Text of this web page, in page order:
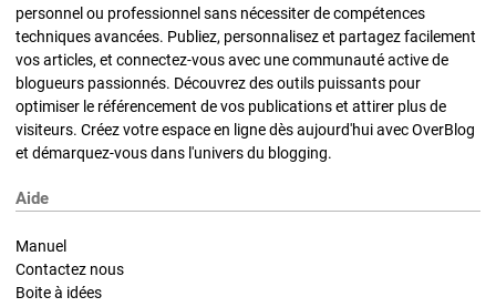
personnel ou professionnel sans nécessiter de compétences
techniques avancées. Publiez, personnalisez et partagez facilement
vos articles, et connectez-vous avec une communauté active de
blogueurs passionnés. Découvrez des outils puissants pour
optimiser le référencement de vos publications et attirer plus de
visiteurs. Créez votre espace en ligne dès aujourd'hui avec OverBlog
et démarquez-vous dans l'univers du blogging.
Aide
Manuel
Contactez nous
Boite à idées